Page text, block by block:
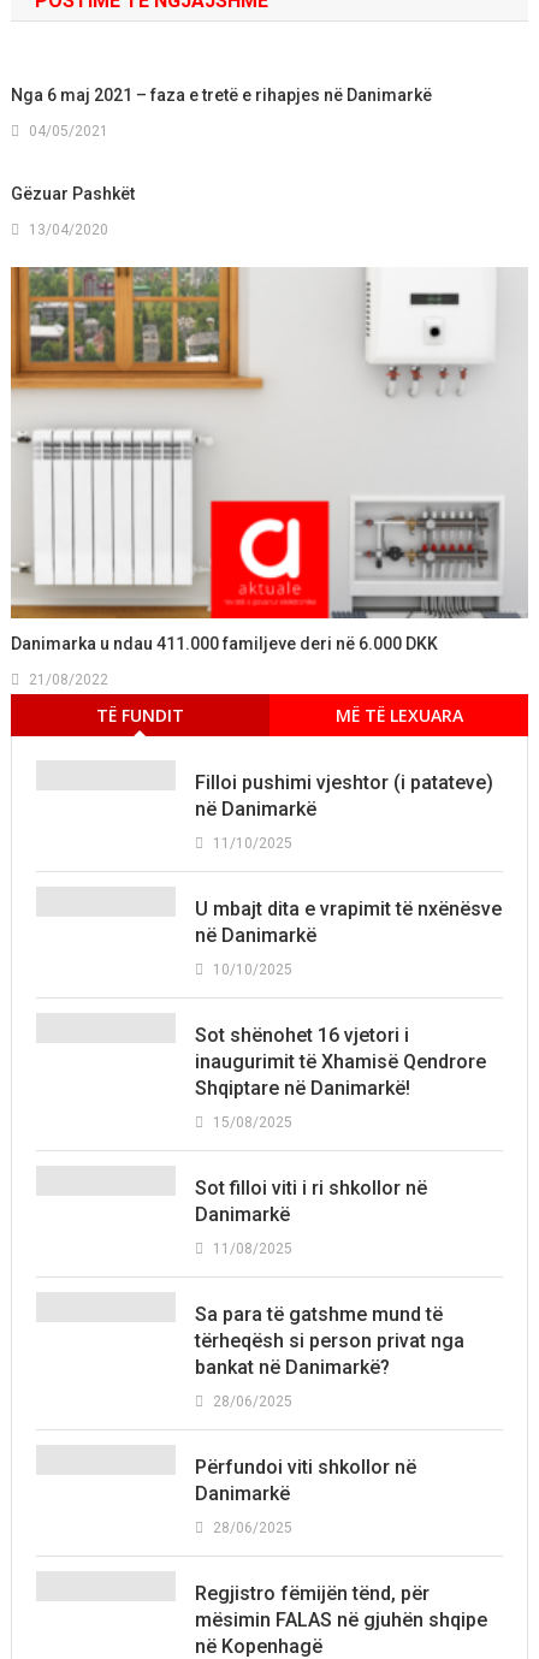
Nga 6 maj 2021 – faza e tretë e rihapjes në Danimarkë
04/05/2021
Gëzuar Pashkët
13/04/2020
Danimarka u ndau 411.000 familjeve deri në 6.000 DKK
21/08/2022
TË FUNDIT MË TË LEXUARA
Filloi pushimi vjeshtor (i patateve)
në Danimarkë
11/10/2025
U mbajt dita e vrapimit të nxënësve
në Danimarkë
10/10/2025
Sot shënohet 16 vjetori i
inaugurimit të Xhamisë Qendrore
Shqiptare në Danimarkë!
15/08/2025
Sot filloi viti i ri shkollor në
Danimarkë
11/08/2025
Sa para të gatshme mund të
tërheqësh si person privat nga
bankat në Danimarkë?
28/06/2025
Përfundoi viti shkollor në
Danimarkë
28/06/2025
Regjistro fëmijën tënd, për
mësimin FALAS në gjuhën shqipe
në Kopenhagë